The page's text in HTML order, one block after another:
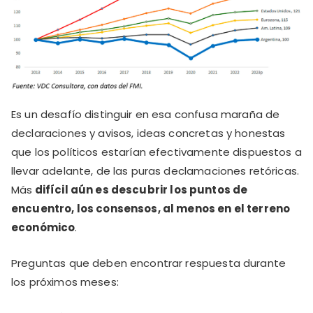
Es un desafío distinguir en esa confusa maraña de
declaraciones y avisos, ideas concretas y honestas
que los políticos estarían efectivamente dispuestos a
llevar adelante, de las puras declamaciones retóricas.
Más difícil aún es descubrir los puntos de
encuentro, los consensos, al menos en el terreno
económico.
Preguntas que deben encontrar respuesta durante
los próximos meses: